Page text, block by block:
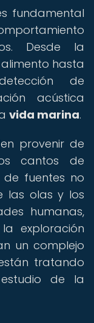
fundamental
Desde la
hasta
de
acústica
vida marina.
provenir de
cantos de
fuentes no
las olas y los
humanas,
exploración
un complejo
tratando
de la